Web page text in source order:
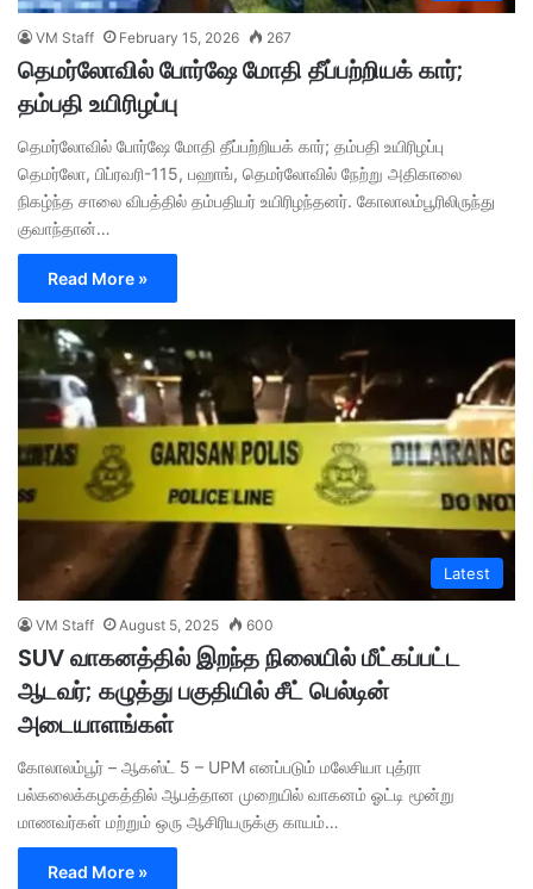
VM Staff February 15, 2026 267
தெமர்லோவில் போர்ஷே மோதி தீப்பற்றியக் கார்;
தம்பதி உயிரிழப்பு
தெமர்லோவில் போர்ஷே மோதி தீப்பற்றியக் கார்; தம்பதி உயிரிழப்பு
தெமர்லோ, பிப்ரவரி-115, பஹாங், தெமர்லோவில் நேற்று அதிகாலை
நிகழ்ந்த சாலை விபத்தில் தம்பதியர் உயிரிழந்தனர். கோலாலம்பூரிலிருந்து
குவாந்தான்…
Read More »
Latest
VM Staff August 5, 2025 600
SUV வாகனத்தில் இறந்த நிலையில் மீட்கப்பட்ட
ஆடவர்; கழுத்து பகுதியில் சீட் பெல்டின்
அடையாளங்கள்
கோலாலம்பூர் – ஆகஸ்ட் 5 – UPM எனப்படும் மலேசியா புத்ரா
பல்கலைக்கழகத்தில் ஆபத்தான முறையில் வாகனம் ஓட்டி மூன்று
மாணவர்கள் மற்றும் ஒரு ஆசிரியருக்கு காயம்…
Read More »